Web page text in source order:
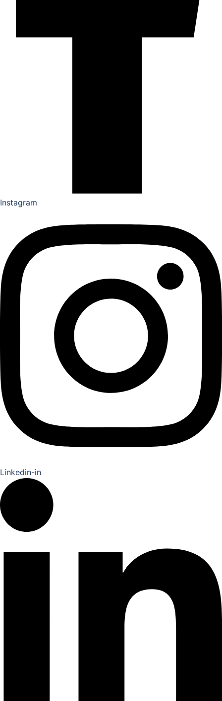
Instagram
Linkedin-in